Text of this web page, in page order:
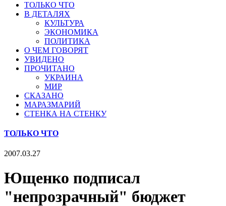
ТОЛЬКО ЧТО
В ДЕТАЛЯХ
КУЛЬТУРА
ЭКОНОМИКА
ПОЛИТИКА
О ЧЕМ ГОВОРЯТ
УВИДЕНО
ПРОЧИТАНО
УКРАИНА
МИР
СКАЗАНО
МАРАЗМАРИЙ
СТЕНКА НА СТЕНКУ
ТОЛЬКО ЧТО
2007.03.27
Ющенко подписал
"непрозрачный" бюджет